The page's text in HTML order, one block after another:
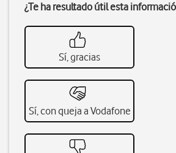
¿Te ha resultado útil esta
Sí, gracias
Sí, con queja a Vodafone